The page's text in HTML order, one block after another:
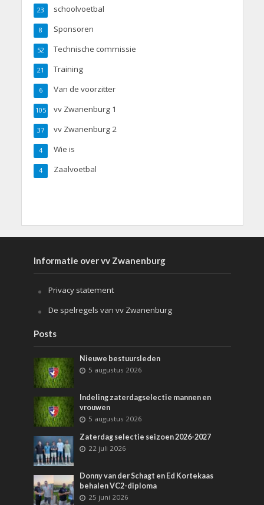
schoolvoetbal
23
Sponsoren
8
Technische commissie
52
Training
21
Van de voorzitter
6
vv Zwanenburg 1
105
vv Zwanenburg 2
37
Wie is
4
Zaalvoetbal
4
Informatie over vv Zwanenburg
Privacy statement
De spelregels van vv Zwanenburg
Posts
Nieuwe bestuursleden
5 augustus 2026
Indeling zaterdagselectie mannen en
vrouwen
5 augustus 2026
Zaterdag selectie seizoen 2026-2027
22 juli 2026
Donny van der Schagt en Ed Kortekaas
behalen VC2-diploma
25 juni 2026